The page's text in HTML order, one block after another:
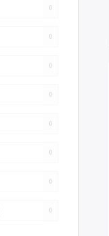
0
0
0
0
0
0
0
0